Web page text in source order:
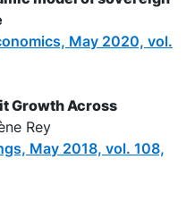
May 2020, vol.
Growth Across
Rey
May 2018, vol. 108,